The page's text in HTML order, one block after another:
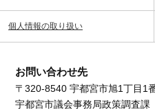
個人情報の取り扱い
お問い合わせ先
〒320-8540 宇都宮市旭1丁目1
宇都宮市議会事務局政策調査課